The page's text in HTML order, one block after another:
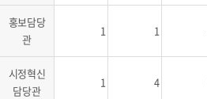
홍보담당
관
1 1
시정혁신
담당관
1 4